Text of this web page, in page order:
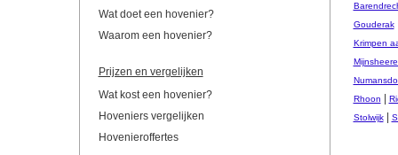
Wat doet een hovenier?
Waarom een hovenier?
Prijzen en vergelijken
Wat kost een hovenier?
Hoveniers vergelijken
Hovenieroffertes
Gouderak
Krimpen
Rhoon
Stolwijk|